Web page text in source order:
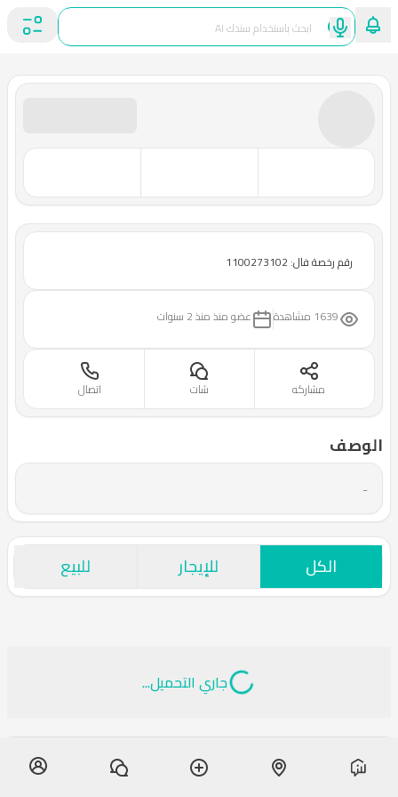
رقم رخصة فال: 1100273102
1639 مشاهدة عضو منذمنذ 2 سنوات
اتصال شات مشاركه
الوصف
-
الكل للإيجار للبيع
جاري التحميل...